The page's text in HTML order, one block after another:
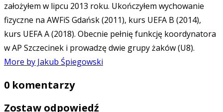
założyłem w lipcu 2013 roku. Ukończyłem wychowanie
fizyczne na AWFiS Gdańsk (2011), kurs UEFA B (2014),
kurs UEFA A (2018). Obecnie pełnię funkcję koordynatora
w AP Szczecinek i prowadzę dwie grupy żaków (U8).
More by Jakub Śpiegowski
0 komentarzy
Zostaw odpowiedź